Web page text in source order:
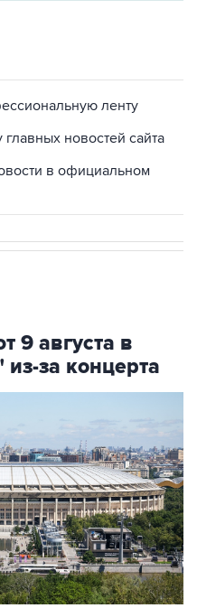
ленту
новостей сайта
в официальном
9 августа в
за концерта